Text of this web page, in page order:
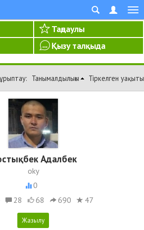
Таңдаулы
Қызу талқыда
Танымалдылығы Тіркелген уақыты
Адалбек
oky
0
28 68 690 47